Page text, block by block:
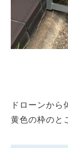
ドローンから
黄色の枠のと